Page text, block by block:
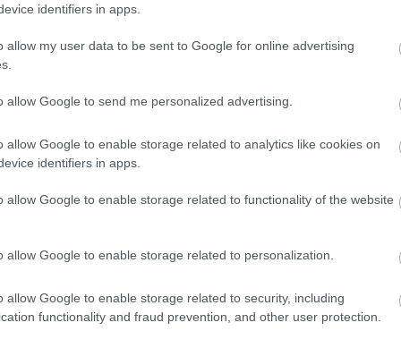
identifiers in apps.
allow my user data to be sent to Google for online advertising
allow Google to send me personalized advertising.
allow Google to enable storage related to analytics like cookies on
identifiers in apps.
allow Google to enable storage related to functionality of the website
allow Google to enable storage related to personalization.
allow Google to enable storage related to security, including
functionality and fraud prevention, and other user protection.
Βοηθός: Ανοίγουν οι αιτήσεις στις 24
πρόγραμμα
καταστήματα: 416 προσλήψεις χωρίς
σε σχολεία: 1.116 θέσεις εργασίας με